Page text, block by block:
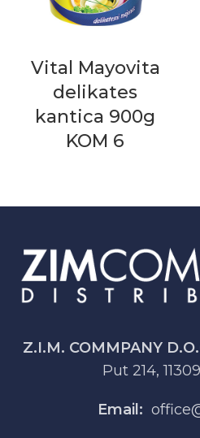
Vital Mayovita
delikates
kantica 900g
KOM 6
Z.I.M. COMMPANY
Put 214,
Email: